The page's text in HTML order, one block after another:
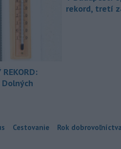
rekord, tretí
Cestovanie Rok dobrovoľníctva